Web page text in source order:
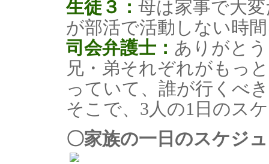
生徒３： 母は家事で大
が部活で活動しない時
司会弁護士： ありがと
兄・弟それぞれがもっ
っていて、誰が行くべ
そこで、3人の1日のス
〇家族の一日のスケジ